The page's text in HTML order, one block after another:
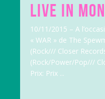
LIVE IN
10/11/2015 – A
« WAR » de The
(Rock/// Closer
(Rock/Power/Pop///
Prix: Prix ...